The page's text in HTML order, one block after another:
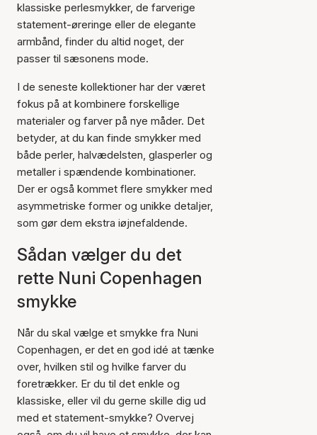
klassiske perlesmykker, de farverige
statement-øreringe eller de elegante
armbånd, finder du altid noget, der
passer til sæsonens mode.
I de seneste kollektioner har der været
fokus på at kombinere forskellige
materialer og farver på nye måder. Det
betyder, at du kan finde smykker med
både perler, halvædelsten, glasperler og
metaller i spændende kombinationer.
Der er også kommet flere smykker med
asymmetriske former og unikke detaljer,
som gør dem ekstra iøjnefaldende.
Sådan vælger du det
rette Nuni Copenhagen
smykke
Når du skal vælge et smykke fra Nuni
Copenhagen, er det en god idé at tænke
over, hvilken stil og hvilke farver du
foretrækker. Er du til det enkle og
klassiske, eller vil du gerne skille dig ud
med et statement-smykke? Overvej